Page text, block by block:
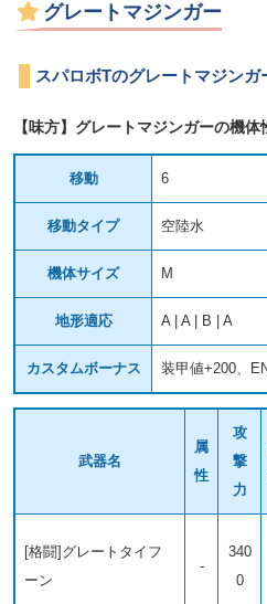
グレートマジンガー
スパロボTのグレートマジンガ
【味方】グレートマジンガーの機体
移動 6
移動タイプ 空陸水
機体サイズ M
地形適応 A | A | B | A
カスタムボーナス 装甲値+200、
武器名
属
性
攻
撃
力
[格闘]グレートタイフ
ーン
-
340
0